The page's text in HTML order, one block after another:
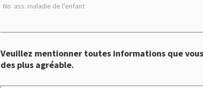
No. ass. maladie de l'enfant
Veuillez mentionner toutes informations que
des plus agréable.